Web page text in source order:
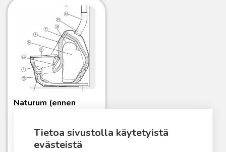
Naturum (ennen
Varastossa
Tietoa sivustolla käytetyistä
evästeistä